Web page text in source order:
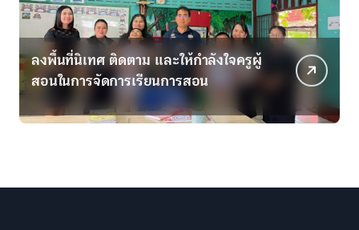
ลงพื้นที่นิเทศ ติดตาม และให้กำลังใจครูผู้
สอนในการจัดการเรียนการสอน